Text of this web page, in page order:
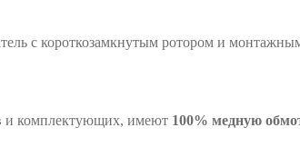
с короткозамкнутым ротором и
и комплектующих, имеют 100% медную